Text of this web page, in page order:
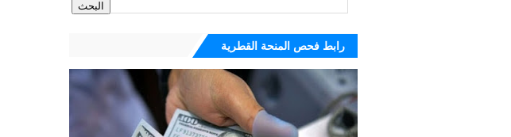
رابط فحص المنحة القطرية